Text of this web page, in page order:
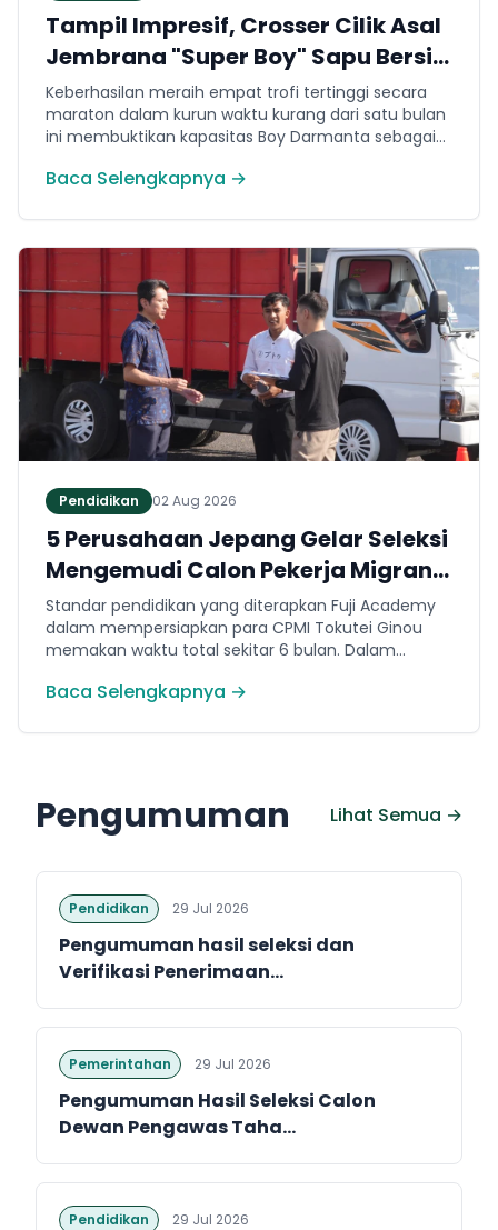
Tampil Impresif, Crosser Cilik Asal
Jembrana "Super Boy" Sapu Bersih
4 Gelar Juara Motocross 50cc di
Jawa
Keberhasilan meraih empat trofi tertinggi secara
maraton dalam kurun waktu kurang dari satu bulan
ini membuktikan kapasitas Boy Darmanta sebagai
dimiliki Jembrana di kancah motocross nasional
Baca Selengkapnya →
Pendidikan 02 Aug 2026
5 Perusahaan Jepang Gelar Seleksi
Mengemudi Calon Pekerja Migran
Jembrana
Standar pendidikan yang diterapkan Fuji Academy
dalam mempersiapkan para CPMI Tokutei Ginou
memakan waktu total sekitar 6 bulan. Dalam
menguasai sejumlah kompetensi. Seperti
(internal Fuji Academy). Sertifikasi resmi bahasa
Jepang.
Baca Selengkapnya →
Pengumuman Lihat Semua →
Pendidikan 29 Jul 2026
Pengumuman hasil seleksi dan
Verifikasi Penerimaan...
Pemerintahan 29 Jul 2026
Pengumuman Hasil Seleksi Calon
Dewan Pengawas Taha...
Pendidikan 29 Jul 2026